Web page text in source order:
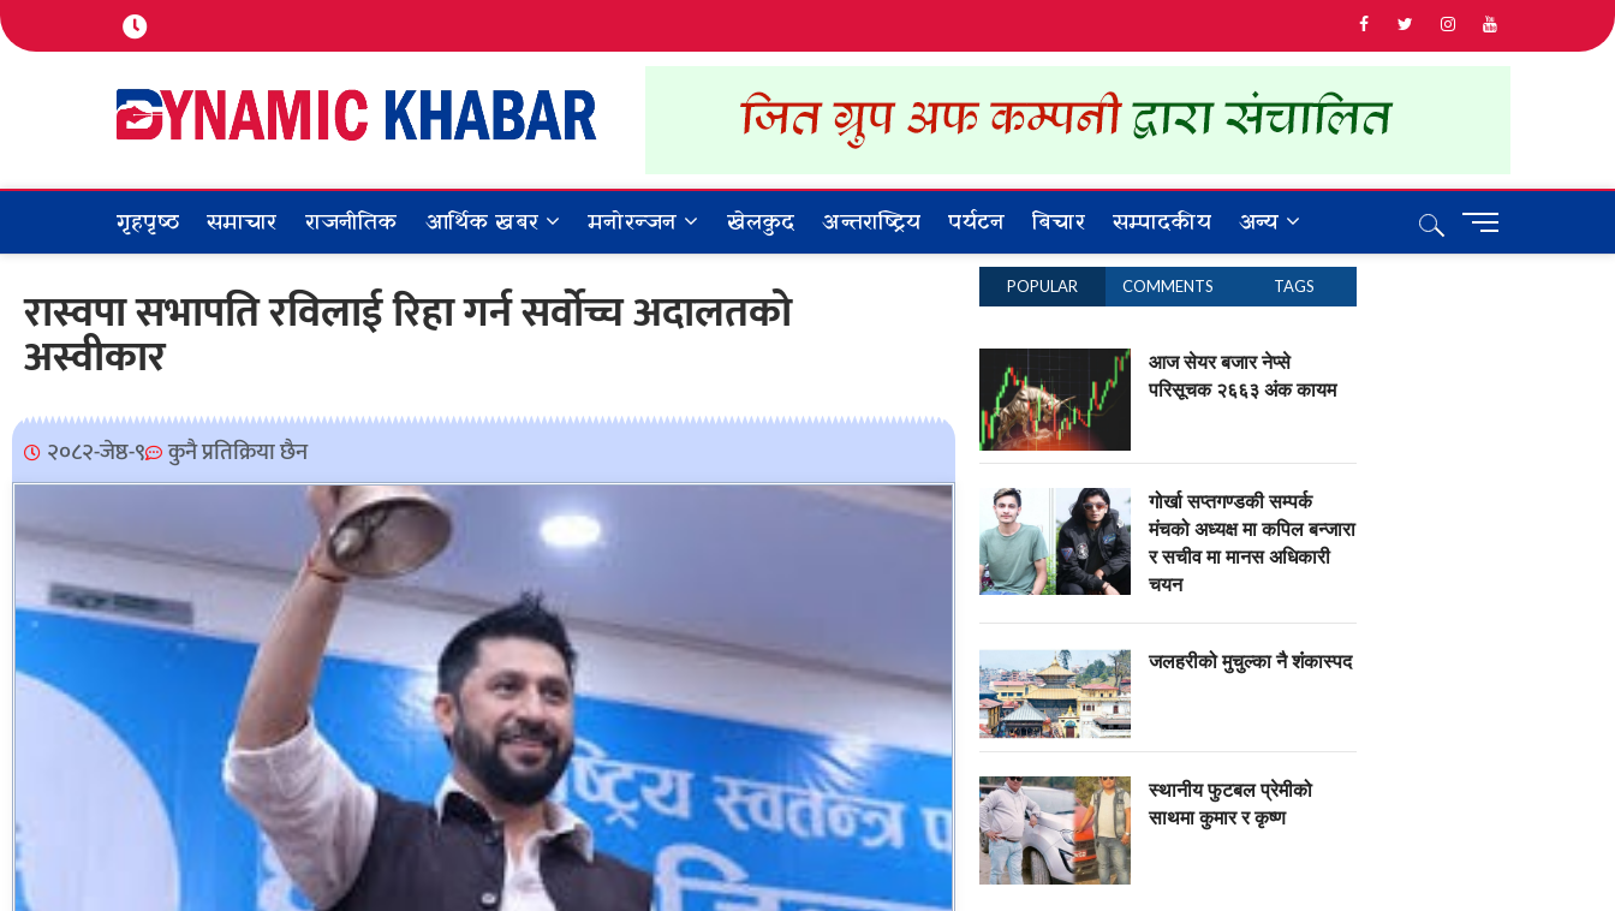
Dynamic Khabar
ALL NEWS IN NEPAL
गृहपृष्ठ समाचार राजनीतिक आर्थिक खबर मनोरन्जन खेलकुद अन्तराष्ट्रिय पर्यटन बिचार सम्पादकीय अन्य
M
रास्वपा सभापति रविलाई रिहा गर्न सर्वोच्च अदालतको
अस्वीकार
२०८२-जेष्ठ-९ कुनै प्रतिक्रिया छैन
POPULAR COMMENTS TAGS
आज सेयर बजार नेप्से
परिसूचक २६६३ अंक कायम
गोर्खा सप्तगण्डकी सम्पर्क
मंचको अध्यक्ष मा कपिल बन्जारा
र सचीव मा मानस अधिकारी
चयन
जलहरीको मुचुल्का नै शंंकास्पद
स्थानीय फुटबल प्रेमीको
साथमा कुमार र कृष्ण